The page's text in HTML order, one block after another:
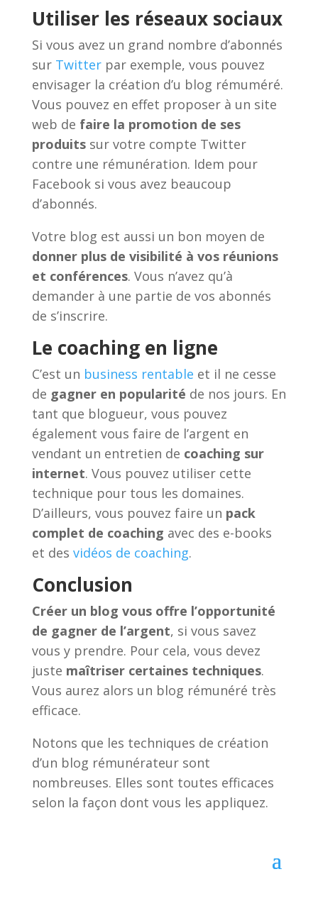
Utiliser les réseaux sociaux
Si vous avez un grand nombre d’abonnés
sur Twitterpar exemple, vous pouvez
envisager la création d’u blog rémuméré.
Vous pouvez en effet proposer à un site
web de faire la promotion de ses
produitssur votre compte Twitter
contre une rémunération. Idem pour
Facebook si vous avez beaucoup
d’abonnés.
Votre blog est aussi un bon moyen de
donner plus de visibilité à vos réunions
et conférences. Vous n’avez qu’à
demander à une partie de vos abonnés
de s’inscrire.
Le coaching en ligne
C’est un business rentable et il ne cesse
de gagner en popularité de nos jours. En
tant que blogueur, vous pouvez
également vous faire de l’argent en
vendant un entretien de coaching sur
internet. Vous pouvez utiliser cette
technique pour tous les domaines.
D’ailleurs, vous pouvez faire un pack
complet de coaching avec des e-books
et des vidéos de coaching.
Conclusion
Créer un blog vous offre l’opportunité
de gagner de l’argent, si vous savez
vous y prendre. Pour cela, vous devez
juste maîtriser certaines techniques.
Vous aurez alors un blog rémunéré très
efficace.
Notons que les techniques de création
d’un blog rémunérateur sont
nombreuses. Elles sont toutes efficaces
selon la façon dont vous les appliquez.